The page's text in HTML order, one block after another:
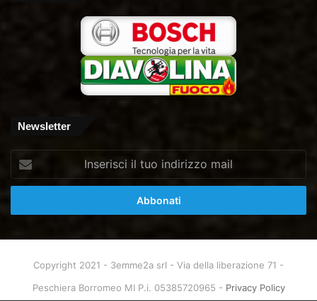
Newsletter
tuo
mail
Copyright 2021 - 3emme2a srl - Via della liberazione 71 -
Peschiera Borromeo MI P.i. 05385720965 - Privacy Policy